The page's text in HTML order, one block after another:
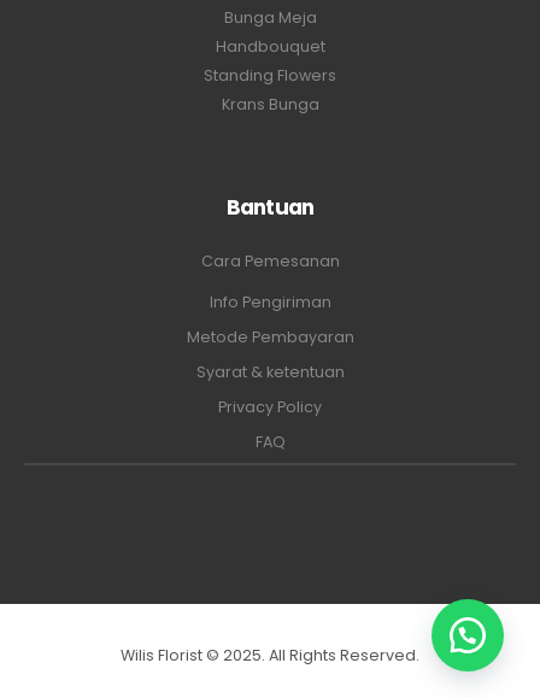
Bunga Meja
Handbouquet
Standing Flowers
Krans Bunga
Bantuan
Cara Pemesanan
Info Pengiriman
Metode Pembayaran
Syarat & ketentuan
Privacy Policy
FAQ
Wilis Florist © 2025. All Rights Reserved.